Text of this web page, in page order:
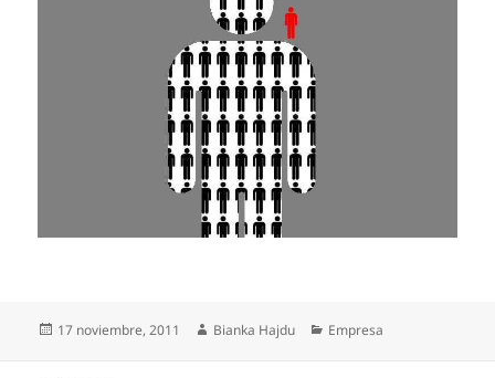
Publicado
17 noviembre, 2011 Autor
Bianka Hajdu Categorías
Empresa